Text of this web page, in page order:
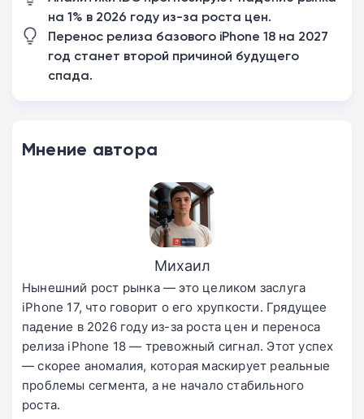
на 1% в 2026 году из-за роста цен.
Перенос релиза базового iPhone 18 на 2027
год станет второй причиной будущего
спада.
Мнение автора
Михаил
Нынешний рост рынка — это целиком заслуга
iPhone 17, что говорит о его хрупкости. Грядущее
падение в 2026 году из-за роста цен и переноса
релиза iPhone 18 — тревожный сигнал. Этот успех
— скорее аномалия, которая маскирует реальные
проблемы сегмента, а не начало стабильного
роста.